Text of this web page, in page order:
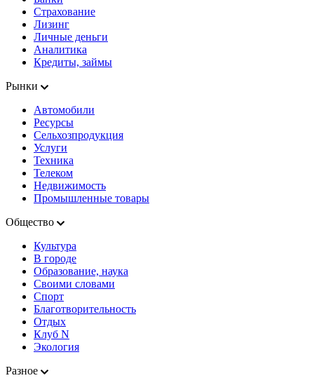
Страхование
Лизинг
Личные деньги
Аналитика
Кредиты, займы
Рынки
Автомобили
Ресурсы
Сельхозпродукция
Услуги
Техника
Телеком
Недвижимость
Промышленные товары
Общество
Культура
В городе
Образование, наука
Своими словами
Спорт
Благотворительность
Отдых
Клуб N
Экология
Разное